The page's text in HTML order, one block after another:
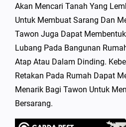
Akan Mencari Tanah Yang
Untuk Membuat Sarang Dan
Tawon Juga Dapat
Lubang Pada Bangunan
Atap Atau Dalam Dinding.
Retakan Pada Rumah Dapat
Menarik Bagi Tawon Untuk
Bersarang.